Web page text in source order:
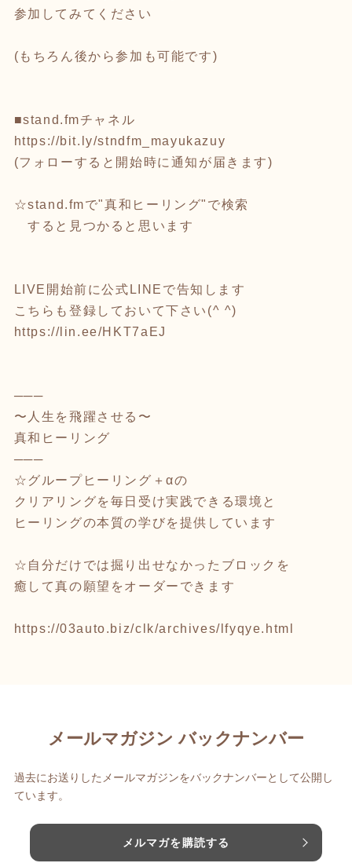
参加してみてください
(もちろん後から参加も可能です)
■stand.fmチャネル
https://bit.ly/stndfm_mayukazuy
(フォローすると開始時に通知が届きます)
☆stand.fmで"真和ヒーリング"で検索
すると見つかると思います
LIVE開始前に公式LINEで告知します
こちらも登録しておいて下さい(^ ^)
https://lin.ee/HKT7aEJ
───
〜人生を飛躍させる〜
真和ヒーリング
───
☆グループヒーリング＋αの
クリアリングを毎日受け実践できる環境と
ヒーリングの本質の学びを提供しています
☆自分だけでは掘り出せなかったブロックを
癒して真の願望をオーダーできます
https://03auto.biz/clk/archives/lfyqye.html
メールマガジン バックナンバー
過去にお送りしたメールマガジンをバックナンバーとして公開し
ています。
メルマガを購読する